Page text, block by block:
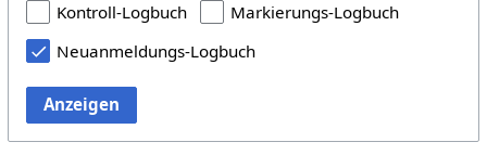
Kontroll-Logbuch
Markierungs-Logbuch
Neuanmeldungs-Logbuch
Anzeigen